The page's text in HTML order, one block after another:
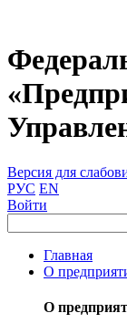
Версия для
РУС EN
Войти
Главная
О
О